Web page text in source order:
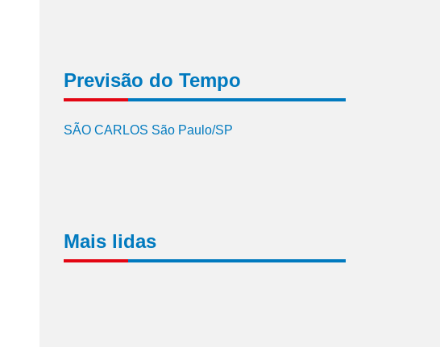
Previsão do Tempo
SÃO CARLOS São Paulo/SP
Mais lidas